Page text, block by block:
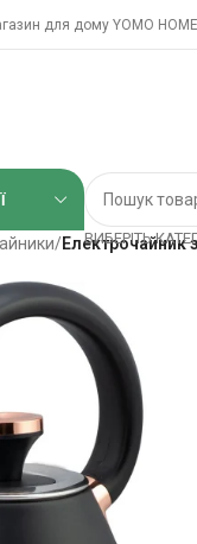
для дому YOMO HOME
ВИБЕРІТЬ
/Електрочайник